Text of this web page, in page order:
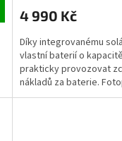
4 990 Kč
Díky integrovanému
vlastní baterií o
prakticky provozovat
nákladů za baterie.
prostřednictvím WiFi...